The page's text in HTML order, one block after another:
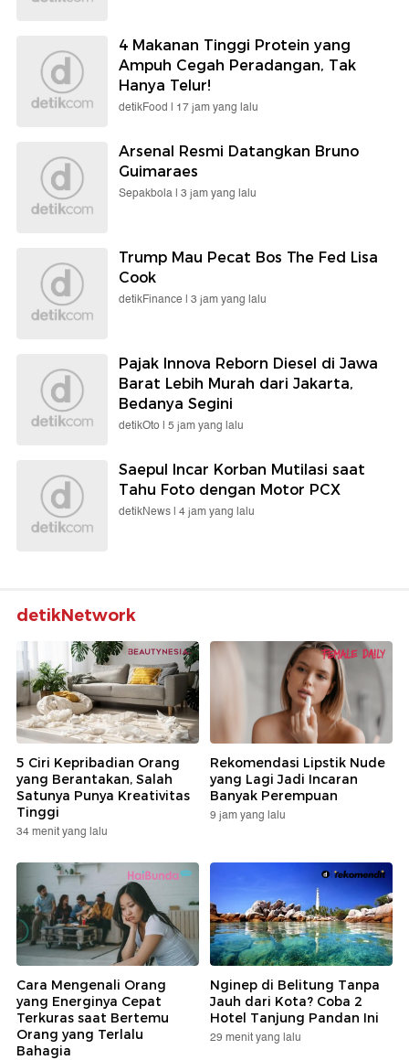
4 Makanan Tinggi Protein yang
Ampuh Cegah Peradangan, Tak
Hanya Telur!
detikFood | 17 jam yang lalu
Arsenal Resmi Datangkan Bruno
Guimaraes
Sepakbola | 3 jam yang lalu
Trump Mau Pecat Bos The Fed Lisa
Cook
detikFinance | 3 jam yang lalu
Pajak Innova Reborn Diesel di Jawa
Barat Lebih Murah dari Jakarta,
Bedanya Segini
detikOto | 5 jam yang lalu
Saepul Incar Korban Mutilasi saat
Tahu Foto dengan Motor PCX
detikNews | 4 jam yang lalu
detikNetwork
5 Ciri Kepribadian Orang
yang Berantakan, Salah
Satunya Punya Kreativitas
Tinggi
34 menit yang lalu
Rekomendasi Lipstik Nude
yang Lagi Jadi Incaran
Banyak Perempuan
9 jam yang lalu
Cara Mengenali Orang
yang Energinya Cepat
Terkuras saat Bertemu
Orang yang Terlalu
Bahagia
Nginep di Belitung Tanpa
Jauh dari Kota? Coba 2
Hotel Tanjung Pandan Ini
29 menit yang lalu